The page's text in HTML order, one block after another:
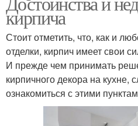
кирпича
Стоит отметить, что, как и
отделки, кирпич имеет свои
И прежде чем принимать
кирпичного декора на кухне,
ознакомиться с этими